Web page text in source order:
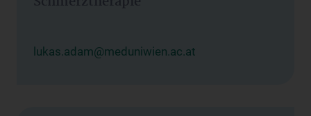
lukas.adam@meduniwien.ac.at